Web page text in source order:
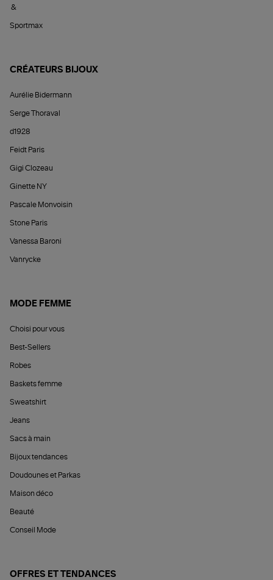
&
Sportmax
CRÉATEURS BIJOUX
Aurélie Bidermann
Serge Thoraval
d1928
Feidt Paris
Gigi Clozeau
Ginette NY
Pascale Monvoisin
Stone Paris
Vanessa Baroni
Vanrycke
MODE FEMME
Choisi pour vous
Best-Sellers
Robes
Baskets femme
Sweatshirt
Jeans
Sacs à main
Bijoux tendances
Doudounes et Parkas
Maison déco
Beauté
Conseil Mode
OFFRES ET TENDANCES